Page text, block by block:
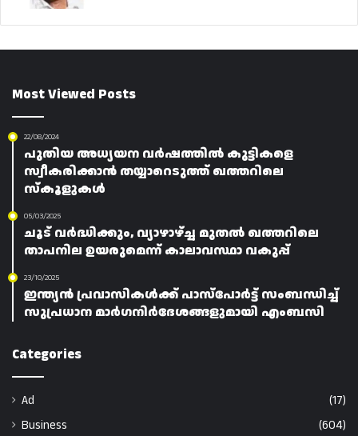
Most Viewed Posts
22/08/2024
പുതിയ അധ്യയന വർഷത്തിൽ കുട്ടികളെ
സ്വീകരിക്കാൻ തയ്യാറെടുത്ത് ഖത്തറിലെ
സ്‌കൂളുകൾ
05/03/2025
ചൂട് വർദ്ധിക്കും, വ്യാഴാഴ്ച്ച മുതൽ ഖത്തറിലെ
താപനില ഉയരുമെന്ന് കാലാവസ്ഥാ വകുപ്പ്
23/10/2025
ഇന്ത്യൻ പ്രവാസികൾക്ക് പാസ്പോർട്ട് സംബന്ധിച്ച്
സുപ്രധാന മാർഗനിർദേശങ്ങളുമായി എംബസി
Categories
Ad
(17)
Business
(604)